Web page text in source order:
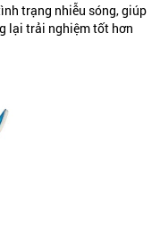
trạng nhiễu sóng, giúp
lại trải nghiệm tốt hơn